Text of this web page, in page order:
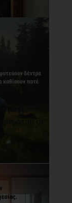
μας!
όταν οι